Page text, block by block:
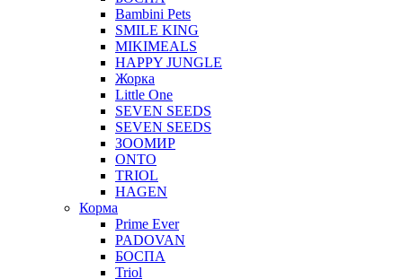
Bambini Pets
SMILE KING
MIKIMEALS
HAPPY JUNGLE
Жорка
Little One
SEVEN SEEDS
SEVEN SEEDS
ЗООМИР
ONTO
TRIOL
HAGEN
Корма
Prime Ever
PADOVAN
БОСПА
Triol